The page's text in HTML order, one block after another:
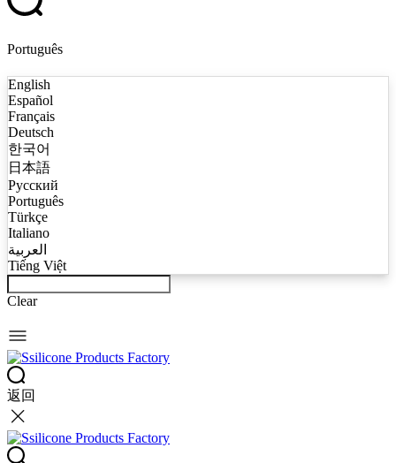
Português
English
Español
Français
Deutsch
한국어
日本語
Русский
Português
Türkçe
Italiano
العربية
Tiếng Việt
Clear
返回